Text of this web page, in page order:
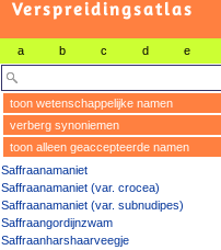
Verspreidingsatlas
a b c d e
toon wetenschappelijke namen
verberg synoniemen
toon alleen geaccepteerde namen
Saffraanamaniet
Saffraanamaniet (var. crocea)
Saffraanamaniet (var. subnudipes)
Saffraangordijnzwam
Saffraanharshaarveegje